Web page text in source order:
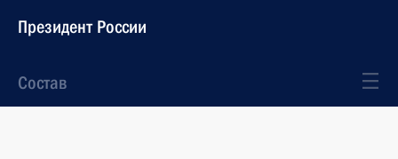
Президент России
Состав